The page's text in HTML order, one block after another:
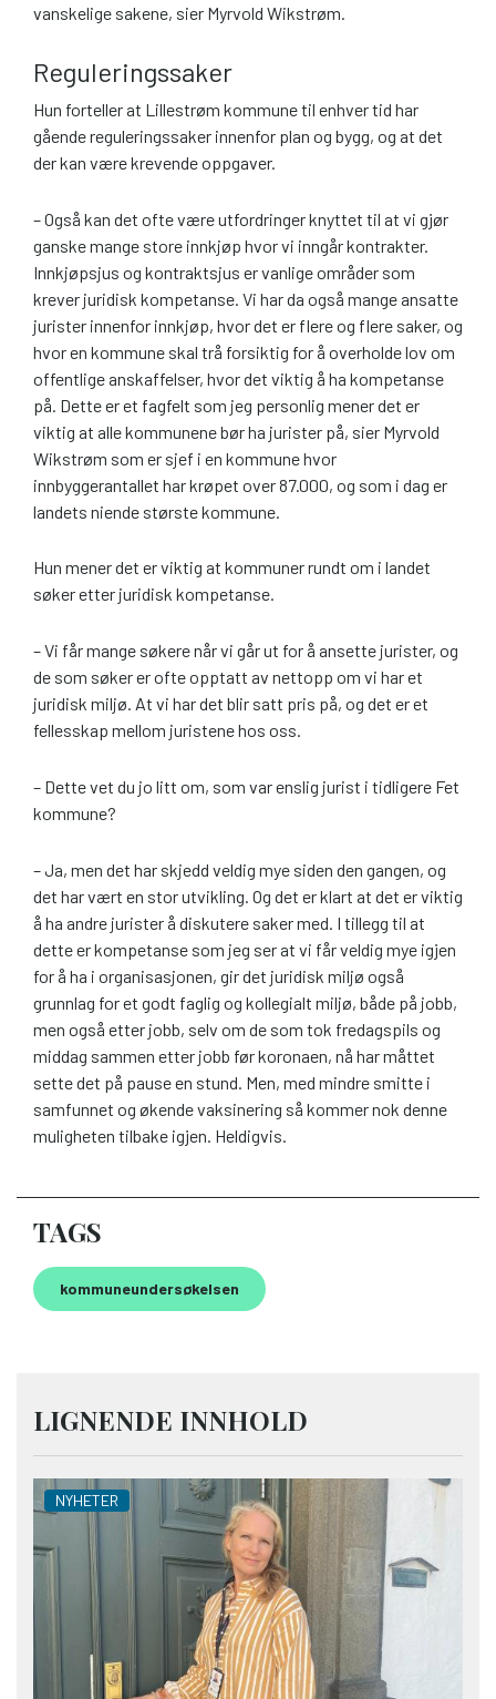
vanskelige sakene, sier Myrvold Wikstrøm.
Reguleringssaker
Hun forteller at Lillestrøm kommune til enhver tid har
gående reguleringssaker innenfor plan og bygg, og at det
der kan være krevende oppgaver.
– Også kan det ofte være utfordringer knyttet til at vi gjør
ganske mange store innkjøp hvor vi inngår kontrakter.
Innkjøpsjus og kontraktsjus er vanlige områder som
krever juridisk kompetanse. Vi har da også mange ansatte
jurister innenfor innkjøp, hvor det er flere og flere saker, og
hvor en kommune skal trå forsiktig for å overholde lov om
offentlige anskaffelser, hvor det viktig å ha kompetanse
på. Dette er et fagfelt som jeg personlig mener det er
viktig at alle kommunene bør ha jurister på, sier Myrvold
Wikstrøm som er sjef i en kommune hvor
innbyggerantallet har krøpet over 87.000, og som i dag er
landets niende største kommune.
Hun mener det er viktig at kommuner rundt om i landet
søker etter juridisk kompetanse.
– Vi får mange søkere når vi går ut for å ansette jurister, og
de som søker er ofte opptatt av nettopp om vi har et
juridisk miljø. At vi har det blir satt pris på, og det er et
fellesskap mellom juristene hos oss.
– Dette vet du jo litt om, som var enslig jurist i tidligere Fet
kommune?
– Ja, men det har skjedd veldig mye siden den gangen, og
det har vært en stor utvikling. Og det er klart at det er viktig
å ha andre jurister å diskutere saker med. I tillegg til at
dette er kompetanse som jeg ser at vi får veldig mye igjen
for å ha i organisasjonen, gir det juridisk miljø også
grunnlag for et godt faglig og kollegialt miljø, både på jobb,
men også etter jobb, selv om de som tok fredagspils og
middag sammen etter jobb før koronaen, nå har måttet
sette det på pause en stund. Men, med mindre smitte i
samfunnet og økende vaksinering så kommer nok denne
muligheten tilbake igjen. Heldigvis.
TAGS
kommuneundersøkelsen
LIGNENDE INNHOLD
NYHETER